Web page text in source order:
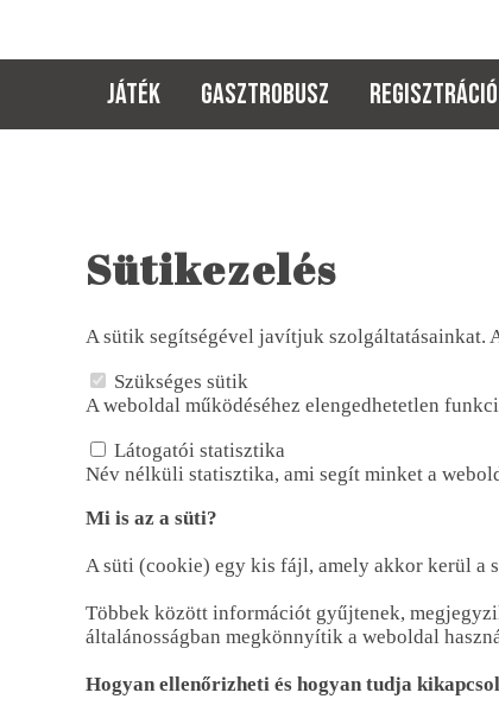
JÁTÉK
GASZTROBUSZ REGISZTRÁCIÓ
Sütikezelés
A sütik segítségével javítjuk szolgáltatásainkat.
Szükséges sütik
A weboldal működéséhez elengedhetetlen
Látogatói statisztika
Név nélküli statisztika, ami segít minket a
Mi is az a süti?
A süti (cookie) egy kis fájl, amely akkor kerül a
Többek között információt gyűjtenek,
általánosságban megkönnyítik a weboldal
Hogyan ellenőrizheti és hogyan tudja